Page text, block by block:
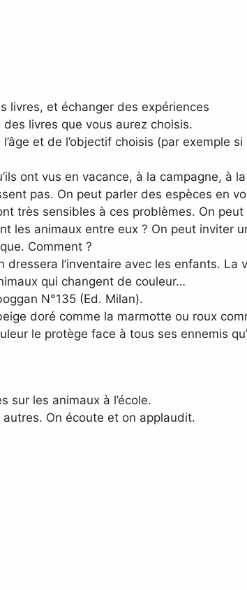
livres, et échanger des expériences
livres que vous aurez choisis.
et de l’objectif choisis (par exemple
ont vus en vacance, à la campagne, à
pas. On peut parler des espèces en
très sensibles à ces problèmes. On peut
les animaux entre eux ? On peut inviter
Comment ?
l’inventaire avec les enfants. La
qui changent de couleur…
N°135 (Ed. Milan).
doré comme la marmotte ou roux
le protège face à tous ses ennemis
sur les animaux à l’école.
autres. On écoute et on applaudit.